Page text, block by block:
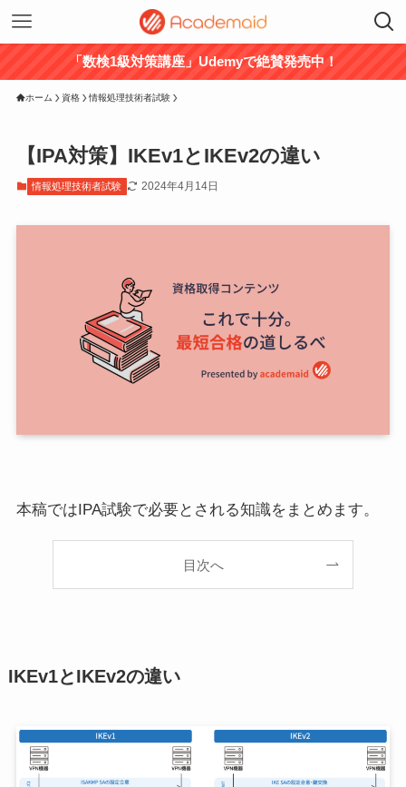
「数検1級対策講座」Udemyで絶賛発売中！
ホーム 資格 情報処理技術者試験
【IPA対策】IKEv1とIKEv2の違い
情報処理技術者試験 2024年4月14日
本稿ではIPA試験で必要とされる知識をまとめます。
目次へ
IKEv1とIKEv2の違い